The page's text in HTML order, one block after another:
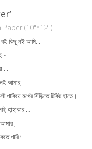
(10"*12")
বই কিছু নই আমি...
-
...
আমার,
মর্গের সিঁড়িতে টিকিট হাতে।
হাহাকার …
,
পারি?